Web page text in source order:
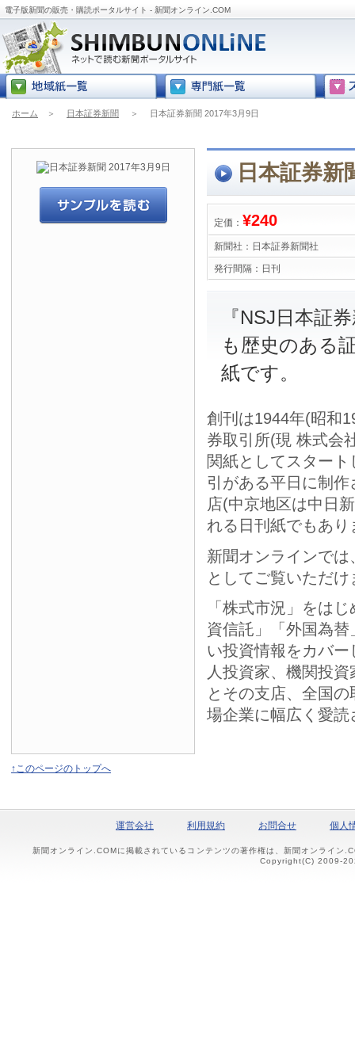
電子版新聞の販売・購読ポータルサイト - 新聞オンライン.COM
ホーム ＞ 日本証券新聞 ＞ 日本証券新聞 2017年3月9日
日本証券新
定価： ¥240
新聞社： 日本証券新聞社
発行間隔： 日刊
『NSJ日本証
も歴史のある
紙です。
創刊は1944年(昭和
券取引所(現 株式会
関紙としてスター
引がある平日に制
店(中京地区は中日
れる日刊紙でもあり
新聞オンラインで
としてご覧いただけ
「株式市況」をは
資信託」「外国為
い投資情報をカバ
人投資家、機関投
とその支店、全国
場企業に幅広く愛読
↑このページのトップへ
運営会社 利用規約 お問合せ 個人
新聞オンライン.COMに掲載されているコンテンツの著作権は、新聞オンライン
Copyright(C) 2009-